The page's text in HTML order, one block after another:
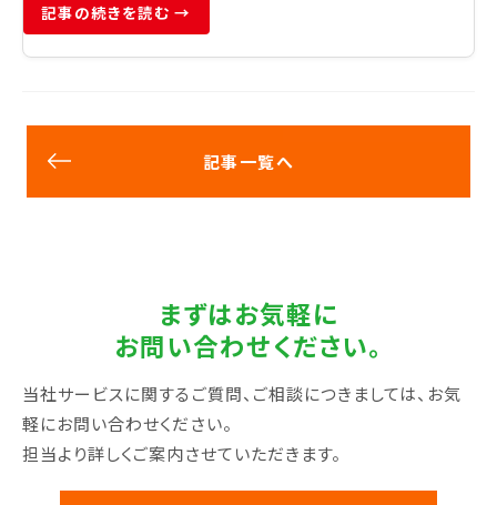
記事の続きを読む →
記事一覧へ
まずはお気軽に
お問い合わせください。
当社サービスに関するご質問、ご相談につきましては、お気
軽にお問い合わせください。
担当より詳しくご案内させていただきます。